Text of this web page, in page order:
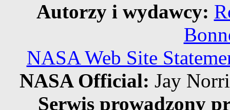
Autorzy i wydawcy:
NASA Web Site
NASA Official: Jay
Serwis prowadzony